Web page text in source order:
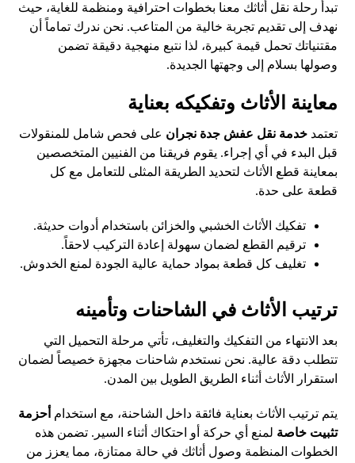
تبدأ رحلة نقل أثاثك معنا بخطوات احترافية ومنظمة للغاية، حيث
نهدف إلى تقديم تجربة خالية من المتاعب. نحن ندرك تماماً أن
مقتنياتك تحمل قيمة كبيرة، لذا نتبع منهجية دقيقة تضمن
وصولها بسلام إلى وجهتها الجديدة.
معاينة الأثاث وتفكيكه بعناية
تعتمدخدمة نقل عفش جدة نجران على فحص شامل للمنقولات
قبل البدء في أي إجراء. يقوم فريقنا من الفنيين المتخصصين
بمعاينة قطع الأثاث لتحديد الطريقة المثلى للتعامل مع كل
قطعة على حدة.
تفكيك الأثاث الخشبي والخزائن باستخدام أدوات حديثة.
ترقيم القطع لضمان سهولة إعادة التركيب لاحقاً.
تغليف كل قطعة بمواد حماية عالية الجودة لمنع الخدوش.
ترتيب الأثاث في الشاحنات وتأمينه
بعد الانتهاء من التفكيك والتغليف، تأتي مرحلة التحميل التي
تتطلب دقة عالية. نحن نستخدم شاحنات مجهزة خصيصاً لضمان
استقرار الأثاث أثناء الطريق الطويل بين المدن.
يتم ترتيب الأثاث بعناية فائقة داخل الشاحنة، مع استخدام أحزمة
تثبيت خاصة لمنع أي حركة أو احتكاك أثناء السير. تضمن هذه
الخطوات المنظمة وصول أثاثك في حالة ممتازة، مما يعزز من